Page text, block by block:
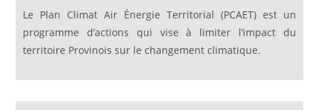
Le Plan Climat Air Énergie Territorial (PCAET) est un
programme d’actions qui vise à limiter l’impact du
territoire Provinois sur le changement climatique.